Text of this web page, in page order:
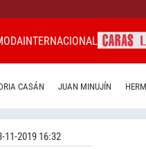
INTERNACIONAL
CASÁN JUAN MINUJÍN
11-2019 16:32